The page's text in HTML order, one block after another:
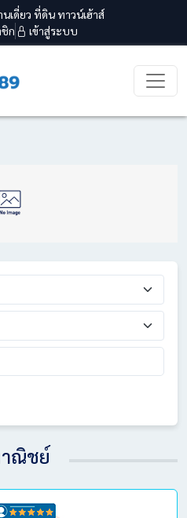
เดี่ยว ที่ดิน ทาวน์เฮ้าส์
ก
เข้าสู่ระบบ
ณิชย์